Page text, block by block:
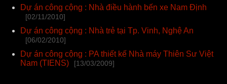
Dự án công cộng : Nhà điều hành bến xe Nam Định
[02/11/2010]
Dự án công cộng : Nhà trẻ tại Tp. Vinh, Nghệ An
[06/02/2010]
Dự án công cộng : PA thiết kế Nhà máy Thiên Sư Việt
Nam (TIENS)
[13/03/2009]